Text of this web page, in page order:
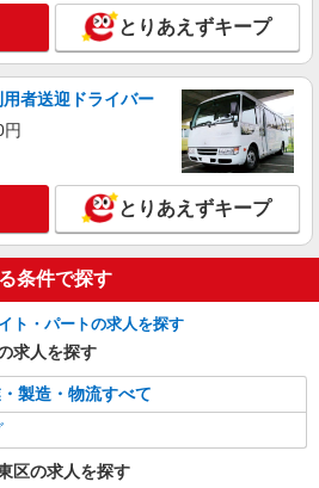
いて：福岡県内・現地近郊で出張面接致
お気軽にご相談・お問い合わせ下さい。
詳細を見る
とりあえずキープ
者送迎ドライバー
とりあえずキープ
条件で探す
ト・パートの求人を探す
求人を探す
製造・物流すべて
区の求人を探す